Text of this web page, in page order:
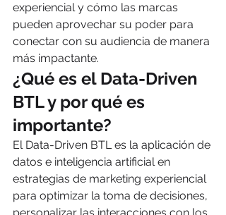
experiencial y cómo las marcas
pueden aprovechar su poder para
conectar con su audiencia de manera
más impactante.
¿Qué es el Data-Driven
BTL y por qué es
importante?
El Data-Driven BTL es la aplicación de
datos e inteligencia artificial en
estrategias de marketing experiencial
para optimizar la toma de decisiones,